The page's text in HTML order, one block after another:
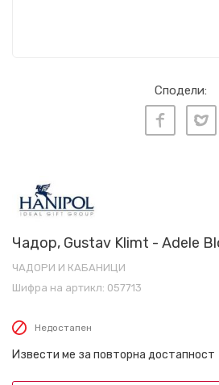
Сподели:
Чадор, Gustav Klimt - Adele
ЧАДОРИ И КАБАНИЦИ
Шифра на артикл: 057713
Недостапен
Извести ме за повторна достапност